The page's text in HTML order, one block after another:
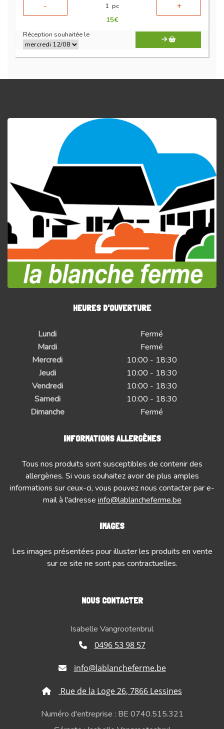
-
1 pc +
15€
Réception souhaitée le
HEURES D'OUVERTURE
Lundi
Fermé
Mardi
Fermé
Mercredi
10:00 - 18:30
Jeudi
10:00 - 18:30
Vendredi
10:00 - 18:30
Samedi
10:00 - 18:30
Dimanche
Fermé
INFORMATIONS ALLERGÈNES
Tous nos produits sont susceptibles de contenir des
allergènes. Si vous souhaitez avoir de plus amples
informations sur ceux-ci, vous pouvez nous contacter par e-
mail à l'adresse info@lablancheferme.be
IMAGES
Les images présentées pour illuster les produits en vente
sur ce site ne sont pas contractuelles.
NOUS CONTACTER
Isabelle Vangrootenbrul
0496 53 98 57
info@lablancheferme.be
Rue de la Loge 26, 7866 Lessines
Numéro d'entreprise : BE 0740.515.321